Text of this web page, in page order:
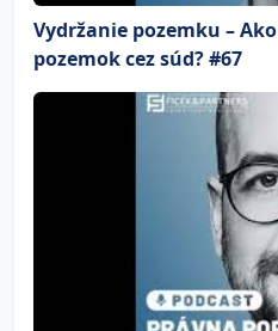
Vydržanie pozemku –
pozemok cez súd? #67